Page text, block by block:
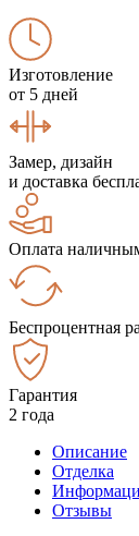
Изготовление
от 5 дней
Замер, дизайн
и доставка
Оплата
Беспроцентная
Гарантия
2 года
Описание
Отделка
Отзывы